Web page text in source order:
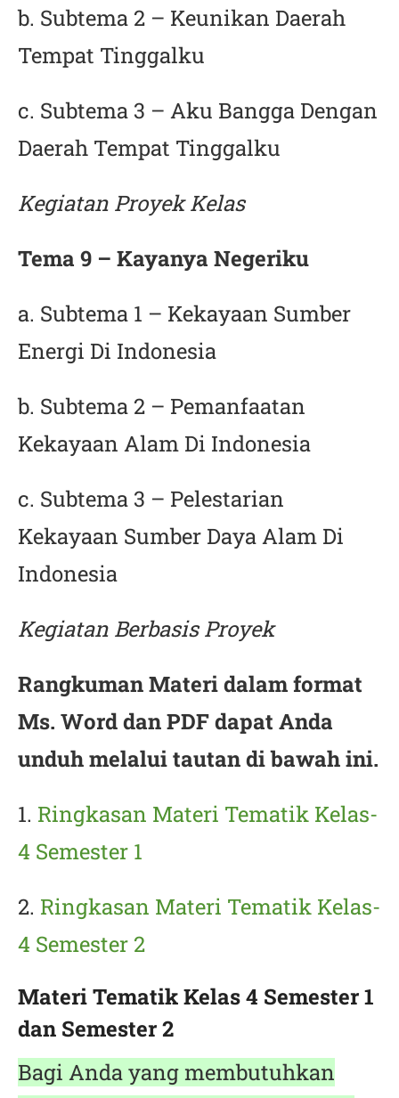
b. Subtema 2 – Keunikan Daerah
Tempat Tinggalku
c. Subtema 3 – Aku Bangga Dengan
Daerah Tempat Tinggalku
Kegiatan Proyek Kelas
Tema 9 – Kayanya Negeriku
a. Subtema 1 – Kekayaan Sumber
Energi Di Indonesia
b. Subtema 2 – Pemanfaatan
Kekayaan Alam Di Indonesia
c. Subtema 3 – Pelestarian
Kekayaan Sumber Daya Alam Di
Indonesia
Kegiatan Berbasis Proyek
Rangkuman Materi dalam format
Ms. Word dan PDF dapat Anda
unduh melalui tautan di bawah ini.
1. Ringkasan Materi Tematik Kelas-
4 Semester 1
2. Ringkasan Materi Tematik Kelas-
4 Semester 2
Materi Tematik Kelas 4 Semester 1
dan Semester 2
Bagi Anda yang membutuhkan